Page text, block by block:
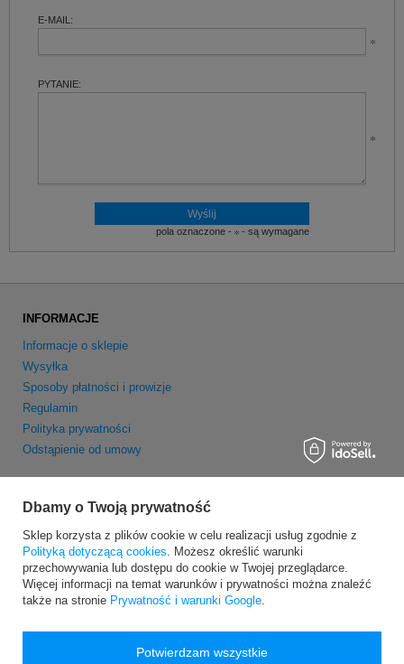
E-MAIL:
PYTANIE:
pola oznaczone - - są wymagane
INFORMACJE
Informacje o sklepie
Wysyłka
Sposoby płatności i prowizje
Regulamin
Polityka prywatności
Odstąpienie od umowy
Zarejestruj się
Moje zamówienia
Koszyk
Obserwowane
Newsletter
Dbamy o Twoją prywatność
Sklep korzysta z plików cookie w celu realizacji usług zgodnie z
Polityką dotyczącą cookies. Możesz określić warunki
przechowywania lub dostępu do cookie w Twojej przeglądarce.
Więcej informacji na temat warunków i prywatności można znaleźć
także na stronie Prywatność i warunki Google.
Potwierdzam wszystkie